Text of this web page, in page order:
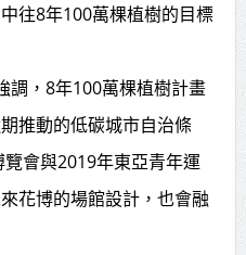
全國國中小學書
閣說」 喊推陳其
往8年100萬棵植樹的目標
調，8年100萬棵植樹計畫
推動的低碳城市自治條
會與2019年東亞青年運
花博的場館設計，也會融